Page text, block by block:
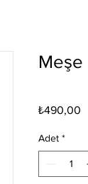
Meşe
₺490,00
Adet *